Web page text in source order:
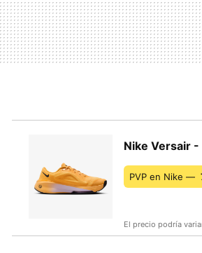
Nike Versair
PVP en Nike —
El precio podría